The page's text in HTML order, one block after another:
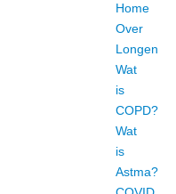
Home
Over
Longen
Wat
is
COPD?
Wat
is
Astma?